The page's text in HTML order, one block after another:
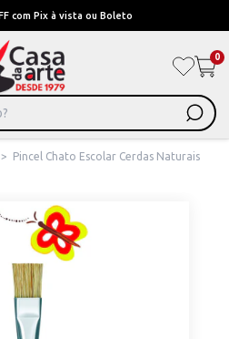
Pague em Até 6x
0
>
Pincel Chato Escolar Cerdas Naturais